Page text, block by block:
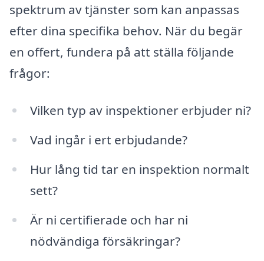
spektrum av tjänster som kan anpassas
efter dina specifika behov. När du begär
en offert, fundera på att ställa följande
frågor:
Vilken typ av inspektioner erbjuder ni?
Vad ingår i ert erbjudande?
Hur lång tid tar en inspektion normalt
sett?
Är ni certifierade och har ni
nödvändiga försäkringar?